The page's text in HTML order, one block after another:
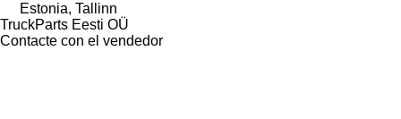
Estonia, Tallinn
TruckParts Eesti OÜ
Contacte con el vendedor